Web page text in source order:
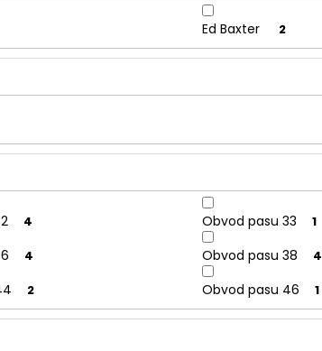
Ed Baxter 2
4 Obvod pasu 33 1
4 Obvod pasu 38 4
2 Obvod pasu 46 1